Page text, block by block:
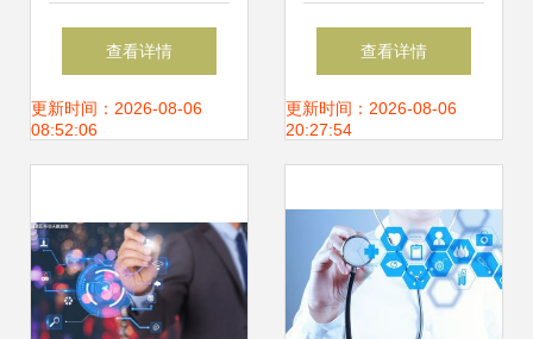
业活力 2019工业
互联网全球峰会企
企业
查看详情
更新时间：2026-08-06
08:52:06
展报告 互联网接入
及相关服务深度解
查看详情
更新时间：2026-08-06
20:27:54